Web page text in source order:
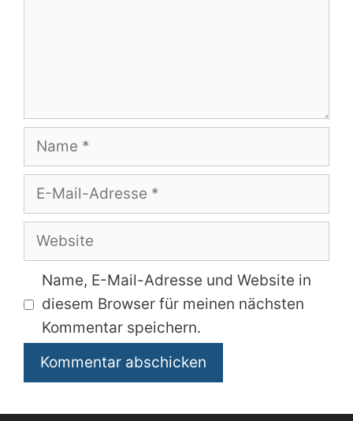
Name
E-
Mail-
Adresse
Website
Name, E-Mail-Adresse und Website in
diesem Browser für meinen nächsten
Kommentar speichern.